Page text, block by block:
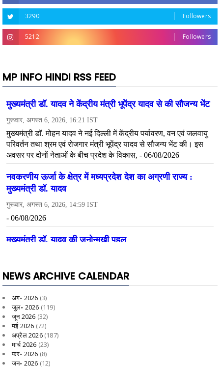
3290 Followers
5212 Followers
MP INFO HINDI RSS FEED
NEWS ARCHIVE CALENDAR
अग॰ 2026 (3)
जुल॰ 2026 (119)
जून 2026 (32)
मई 2026 (72)
अप्रैल 2026(187)
मार्च 2026 (23)
फ़र॰ 2026 (8)
जन॰ 2026 (12)